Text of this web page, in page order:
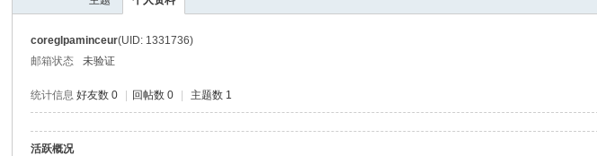
coreglpaminceur(UID: 1331736)
邮箱状态
未验证
统计信息 好友数 0 回帖数 0 主题数 1
活跃概况